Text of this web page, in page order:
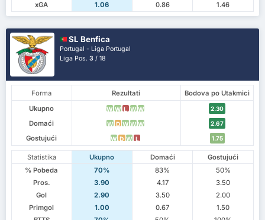
xGA
1.06 0.86 1.46
SL Benfica
Portugal - Liga Portugal
Liga Pos.3 / 18
Forma Rezultati
Bodova po Utakmici
Ukupno
W W L W W 2.30
Domaći W D W W W 2.67
Gostujući W D W L 1.75
Statistika Ukupno Domaći
Gostujući
% Pobeda
70% 83%
50%
Pros.
3.90 4.17
3.50
Gol
2.90 3.50
2.00
Primgol
1.00 0.67
1.50